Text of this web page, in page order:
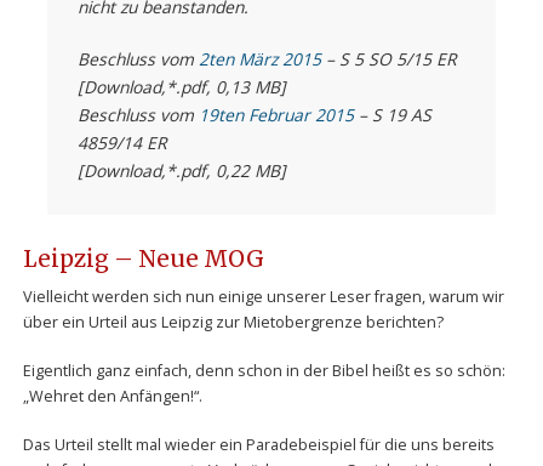
nicht zu beanstanden.
Beschluss vom2ten März 2015– S 5 SO 5/15 ER
[Download,*.pdf, 0,13 MB]
Beschluss vom 19ten Februar 2015– S 19 AS
4859/14 ER
[Download,*.pdf, 0,22 MB]
Leipzig – Neue MOG
Vielleicht werden sich nun einige unserer Leser fragen, warum wir
über ein Urteil aus Leipzig zur Mietobergrenze berichten?
Eigentlich ganz einfach, denn schon in der Bibel heißt es so schön:
„Wehret den Anfängen!“.
Das Urteil stellt mal wieder ein Paradebeispiel für die uns bereits